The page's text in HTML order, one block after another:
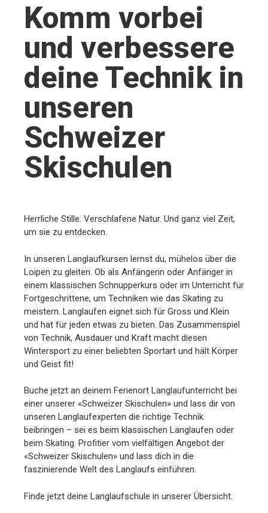
Komm vorbei
und verbessere
deine Technik in
unseren
Schweizer
Skischulen
Herrliche Stille. Verschlafene Natur. Und ganz viel Zeit,
um sie zu entdecken.
In unseren Langlaufkursen lernst du, mühelos über die
Loipen zu gleiten. Ob als Anfängerin oder Anfänger in
einem klassischen Schnupperkurs oder im Unterricht für
Fortgeschrittene, um Techniken wie das Skating zu
meistern. Langlaufen eignet sich für Gross und Klein
und hat für jeden etwas zu bieten. Das Zusammenspiel
von Technik, Ausdauer und Kraft macht diesen
Wintersport zu einer beliebten Sportart und hält Körper
und Geist fit!
Buche jetzt an deinem Ferienort Langlaufunterricht bei
einer unserer «Schweizer Skischulen» und lass dir von
unseren Langlaufexperten die richtige Technik
beibringen – sei es beim klassischen Langlaufen oder
beim Skating. Profitier vom vielfältigen Angebot der
«Schweizer Skischulen» und lass dich in die
faszinierende Welt des Langlaufs einführen.
Finde jetzt deine Langlaufschule in unserer Übersicht.